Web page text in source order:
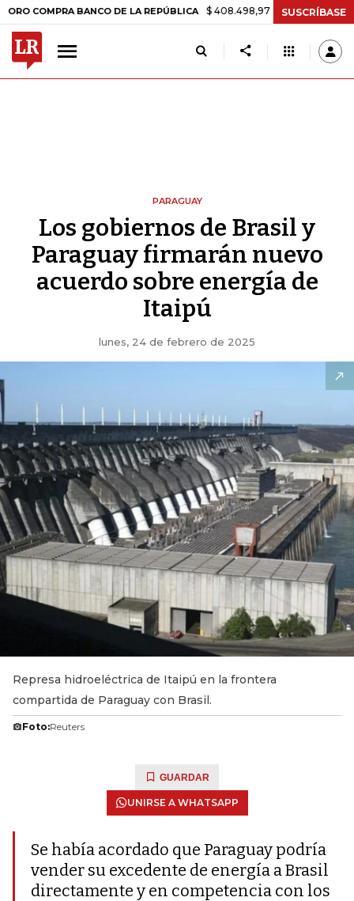
BANCO DE LA REPÚBLICA $ 408.498,97 +$ 8.753,81 +2,19%
SUSCRÍBASE
PARAGUAY
Los gobiernos de Brasil y
Paraguay firmarán nuevo
acuerdo sobre energía de
Itaipú
lunes, 24 de febrero de 2025
Represa hidroeléctrica de Itaipú en la frontera
compartida de Paraguay con Brasil.
Foto:Reuters
GUARDAR
UNIRSE A WHATSAPP
Se había acordado que Paraguay podría
vender su excedente de energía a Brasil
directamente y en competencia con los